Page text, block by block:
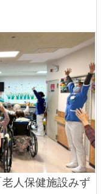
人保健施設みず